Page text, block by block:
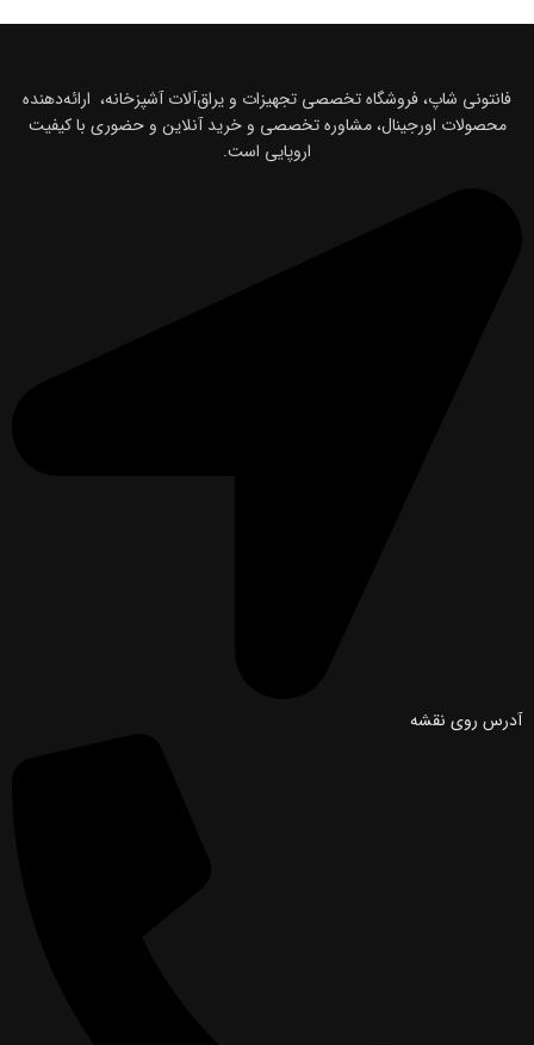
فانتونی شاپ، فروشگاه تخصصی تجهیزات و یراق‌آلات آشپزخانه، ارائه‌دهنده
محصولات اورجینال، مشاوره تخصصی و خرید آنلاین و حضوری با کیفیت
اروپایی است.
آدرس روی نقشه